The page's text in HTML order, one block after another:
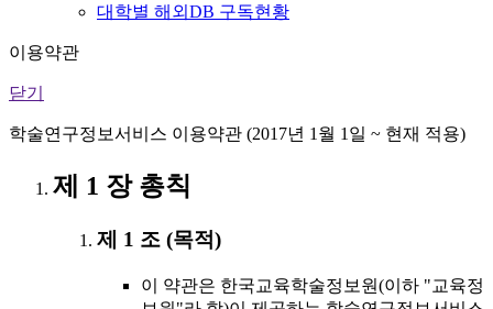
대학별 해외DB 구독현황
이용약관
닫기
학술연구정보서비스 이용약관 (2017년 1월 1일 ~ 현재 적용)
제 1 장 총칙
제 1 조 (목적)
이 약관은 한국교육학술정보원(이하 "교육정